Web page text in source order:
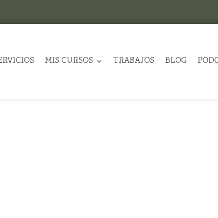
MIS CURSOS TRABAJOS BLOG